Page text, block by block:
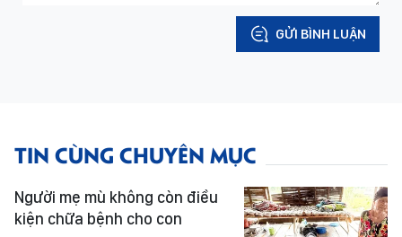
GỬI BÌNH LUẬN
TIN CÙNG CHUYÊN MỤC
Người mẹ mù không còn điều
kiện chữa bệnh cho con